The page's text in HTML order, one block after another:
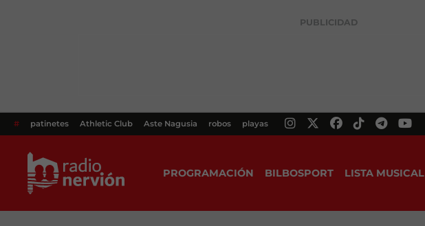
PUBLICIDAD
# patinetes Athletic Club Aste Nagusia robos playas
PROGRAMACIÓN BILBOSPORT LISTA MUSICAL